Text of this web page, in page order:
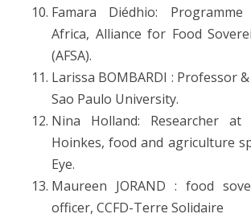
Famara Diédhio:
Africa, Alliance for Food
(AFSA).
Larissa BOMBARDI : Professor
Sao Paulo University.
Nina Holland: Researcher at
Hoinkes, food and agriculture
Eye.
Maureen JORAND : food
officer, CCFD-Terre Solidaire